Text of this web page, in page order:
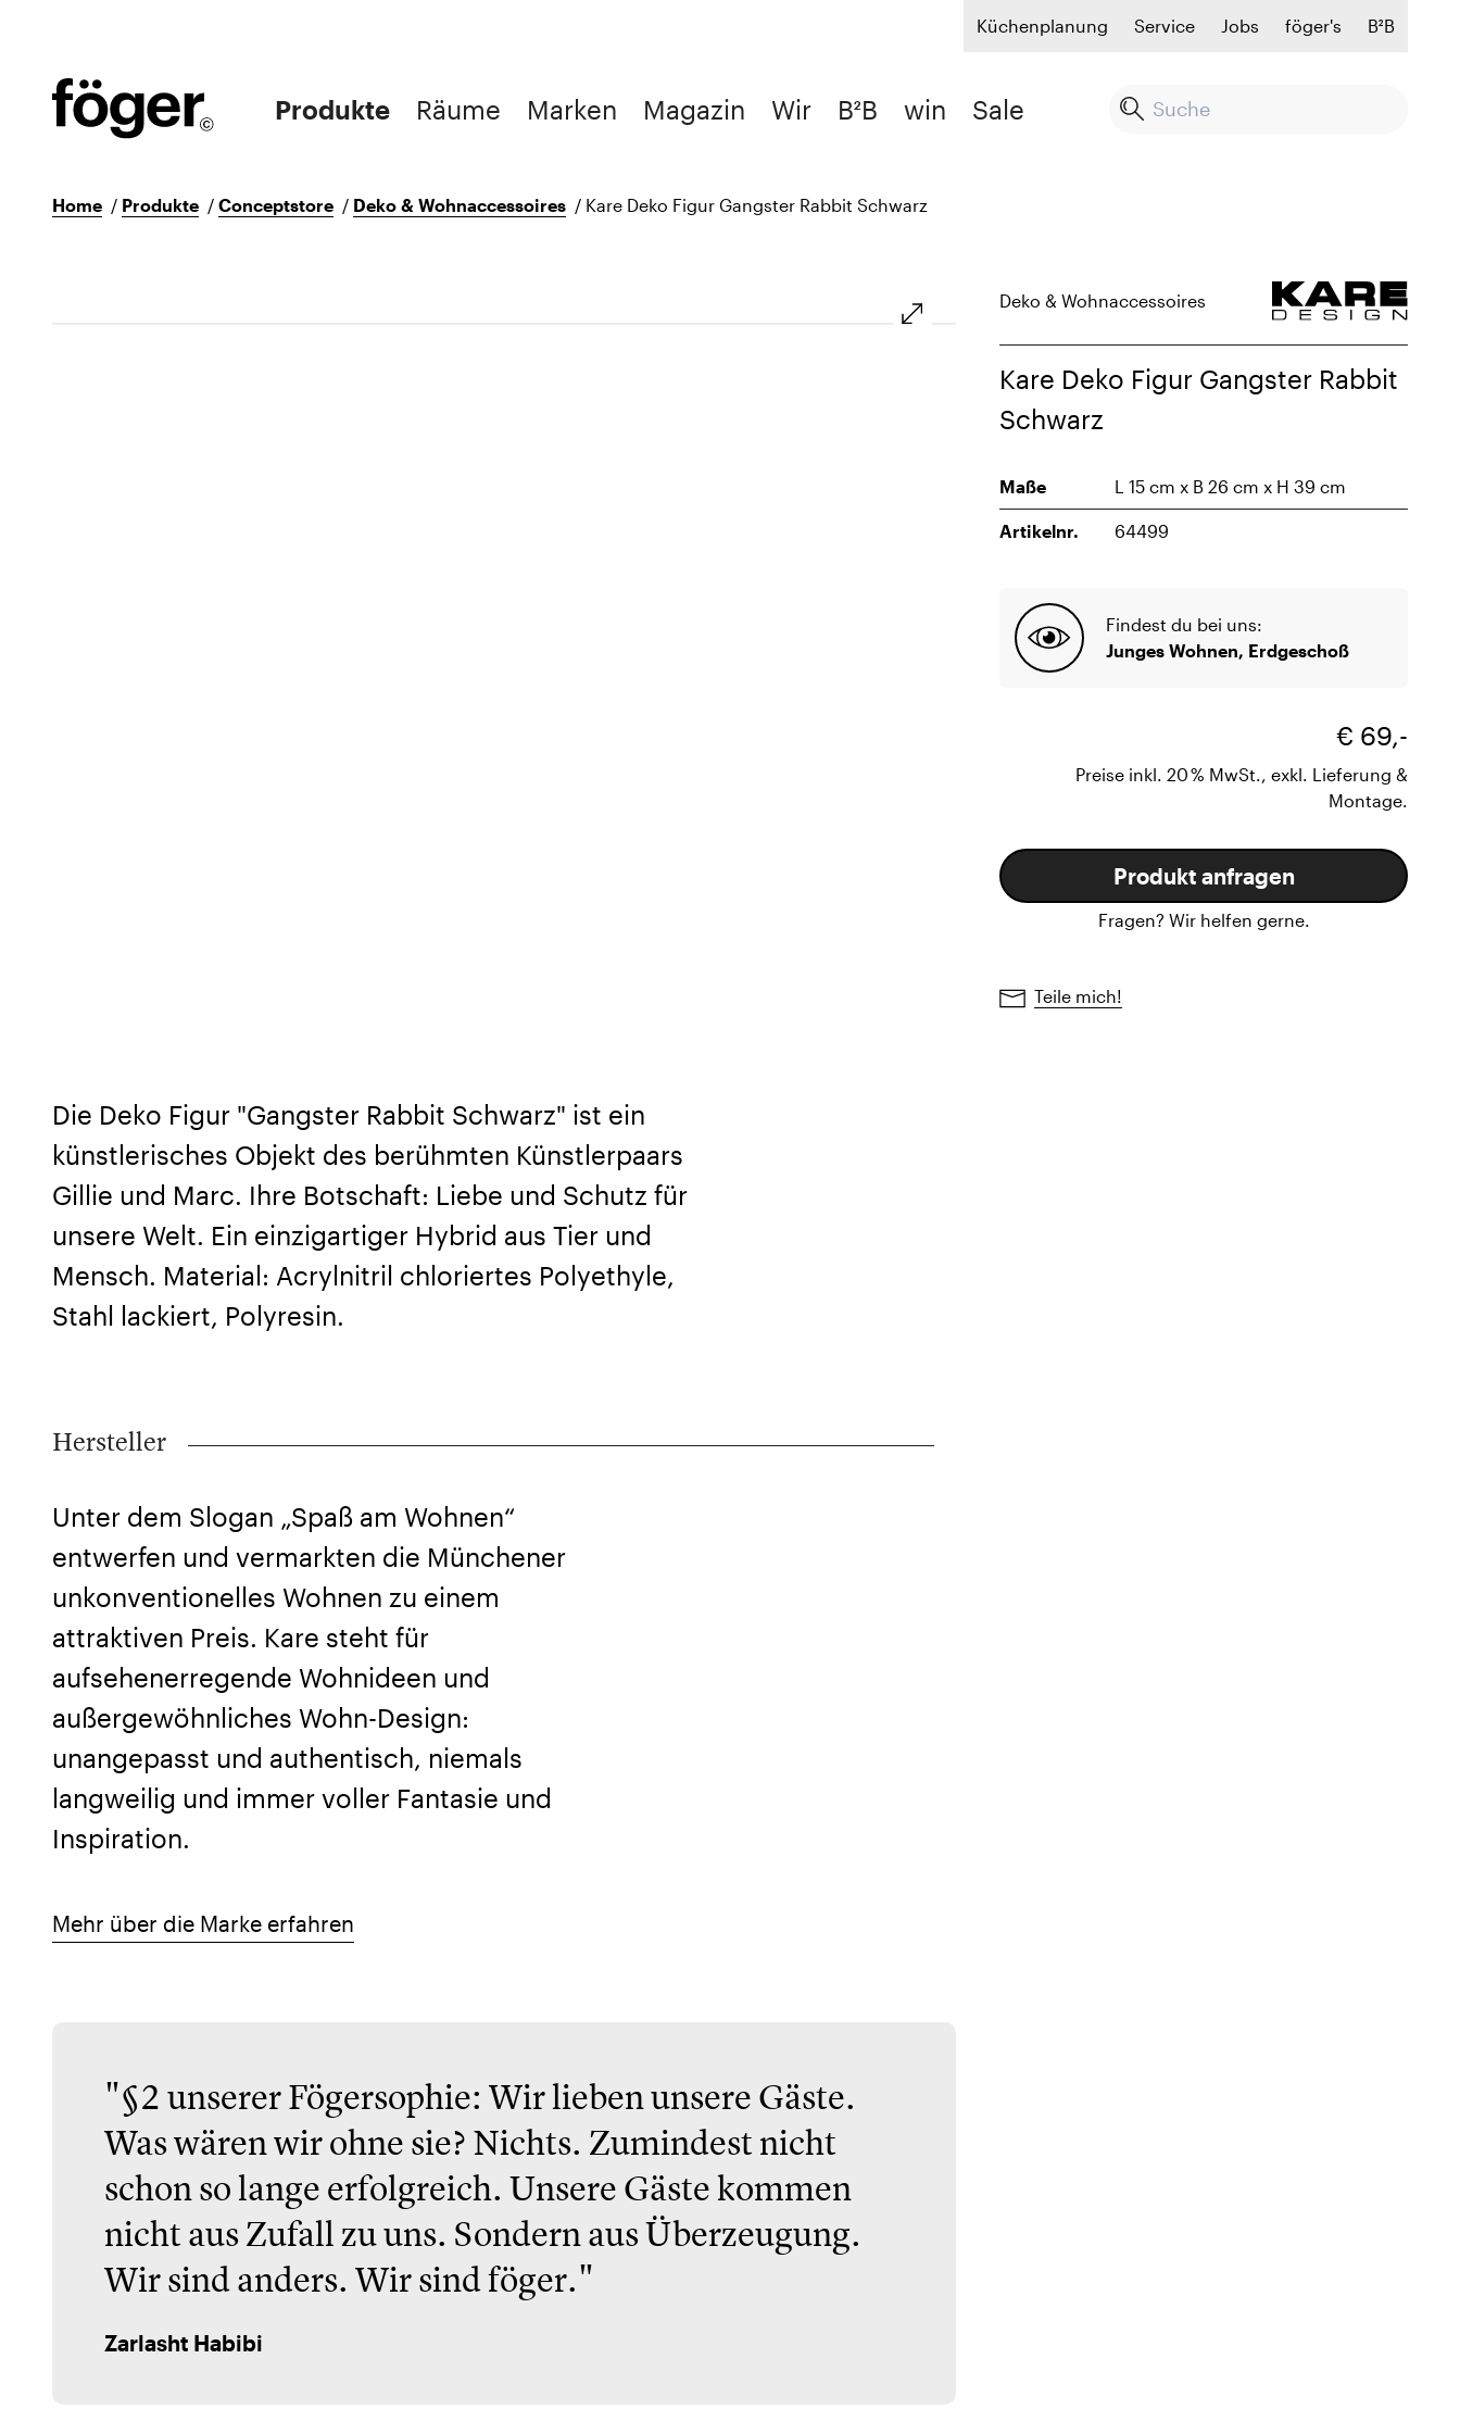
Küchenplanung Service Jobs föger's B²B
Produkte Räume Marken Magazin Wir B²B win Sale
Home / Produkte / Conceptstore / Deko & Wohnaccessoires / Kare Deko Figur Gangster Rabbit Schwarz
Deko & Wohnaccessoires
Kare Deko Figur Gangster Rabbit
Schwarz
Maße L 15 cm x B 26 cm x H 39 cm
Artikelnr. 64499
Findest du bei uns:
Junges Wohnen, Erdgeschoß
€ 69,-
Preise inkl. 20 % MwSt., exkl. Lieferung &
Montage.
Produkt anfragen
Fragen? Wir helfen gerne.
Teile mich!
Die Deko Figur "Gangster Rabbit Schwarz" ist ein
künstlerisches Objekt des berühmten Künstlerpaars
Gillie und Marc. Ihre Botschaft: Liebe und Schutz für
unsere Welt. Ein einzigartiger Hybrid aus Tier und
Mensch. Material: Acrylnitril chloriertes Polyethyle,
Stahl lackiert, Polyresin.
Hersteller
Unter dem Slogan „Spaß am Wohnen“
entwerfen und vermarkten die Münchener
unkonventionelles Wohnen zu einem
attraktiven Preis. Kare steht für
aufsehenerregende Wohnideen und
außergewöhnliches Wohn-Design:
unangepasst und authentisch, niemals
langweilig und immer voller Fantasie und
Inspiration.
Mehr über die Marke erfahren
"§2 unserer Fögersophie: Wir lieben unsere Gäste.
Was wären wir ohne sie? Nichts. Zumindest nicht
schon so lange erfolgreich. Unsere Gäste kommen
nicht aus Zufall zu uns. Sondern aus Überzeugung.
Wir sind anders. Wir sind föger."
Zarlasht Habibi